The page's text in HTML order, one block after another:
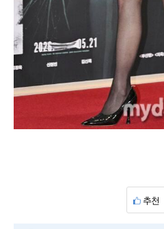
추천